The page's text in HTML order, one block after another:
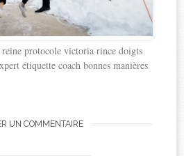
reine protocole victoria rince doigts
étiquette coach bonnes manières
UN COMMENTAIRE